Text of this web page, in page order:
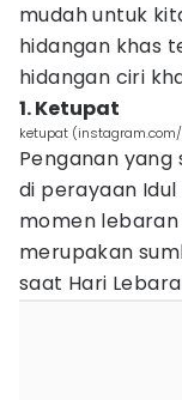
mudah untuk
hidangan khas
hidangan ciri
1. Ketupat
ketupat
Penganan yang
di perayaan
momen
merupakan
saat Hari